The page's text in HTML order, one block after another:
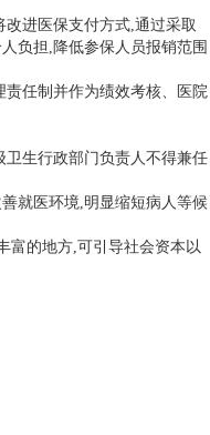
进医保支付方式,通过采取
负担,降低参保人员报销范围
任制并作为绩效考核、医院
生行政部门负责人不得兼任
就医环境,明显缩短病人等候
富的地方,可引导社会资本以